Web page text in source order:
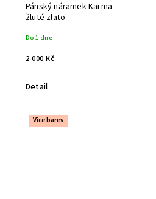
Pánský náramek Karma
žluté zlato
Do 1 dne
2 000 Kč
Detail
Více barev